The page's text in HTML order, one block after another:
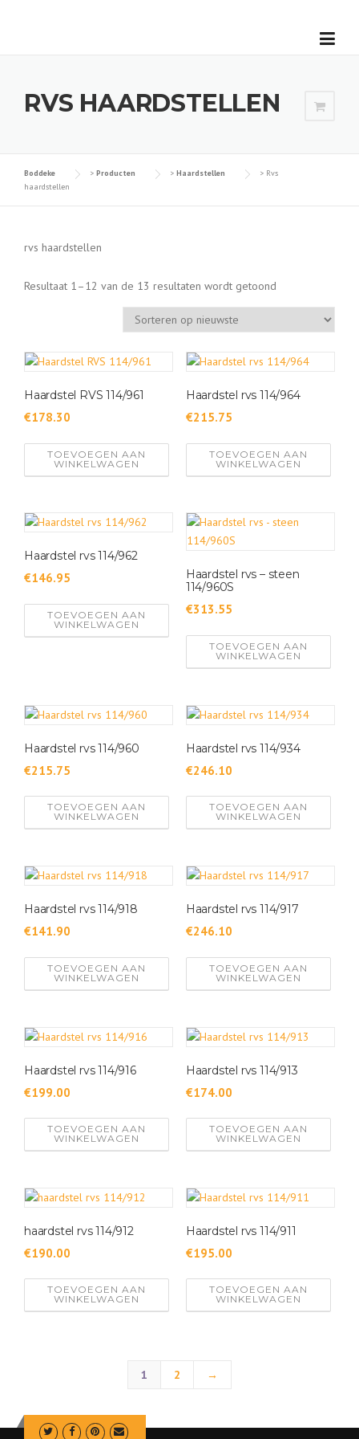
RVS HAARDSTELLEN
Boddeke > Producten > Haardstellen > Rvs
haardstellen
rvs haardstellen
Resultaat 1–12 van de 13 resultaten wordt getoond
r
e
d
o
i
w
e
Haardstel RVS 114/961
€178.30
TOEVOEGEN AAN
WINKELWAGEN
Haardstel rvs 114/964
€215.75
TOEVOEGEN AAN
WINKELWAGEN
Haardstel rvs 114/962
€146.95
TOEVOEGEN AAN
WINKELWAGEN
Haardstel rvs – steen
114/960S
€313.55
TOEVOEGEN AAN
WINKELWAGEN
Haardstel rvs 114/960
€215.75
TOEVOEGEN AAN
WINKELWAGEN
Haardstel rvs 114/934
€246.10
TOEVOEGEN AAN
WINKELWAGEN
Haardstel rvs 114/918
€141.90
TOEVOEGEN AAN
WINKELWAGEN
Haardstel rvs 114/917
€246.10
TOEVOEGEN AAN
WINKELWAGEN
Haardstel rvs 114/916
€199.00
TOEVOEGEN AAN
WINKELWAGEN
Haardstel rvs 114/913
€174.00
TOEVOEGEN AAN
WINKELWAGEN
haardstel rvs 114/912
€190.00
TOEVOEGEN AAN
WINKELWAGEN
Haardstel rvs 114/911
€195.00
TOEVOEGEN AAN
WINKELWAGEN
1 2 →